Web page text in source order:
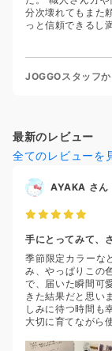
分次壊れてもまた
っと信頼できるし
JOGGOスタッフ
最新のレビュー
全てのレビューを
AYAKA さん
手にとってみて、
季節限定カラーな
み、やっぱりこの
で、届いた瞬間可
きた結果だと思い
しみに待つ時間も
大切に育てながら